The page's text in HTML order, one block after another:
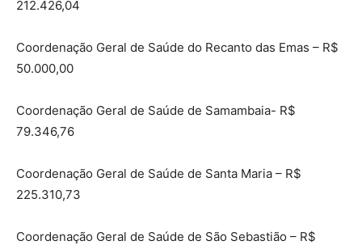
212.426,04
Coordenação Geral de Saúde do Recanto das Emas – R$
50.000,00
Coordenação Geral de Saúde de Samambaia- R$
79.346,76
Coordenação Geral de Saúde de Santa Maria – R$
225.310,73
Coordenação Geral de Saúde de São Sebastião – R$